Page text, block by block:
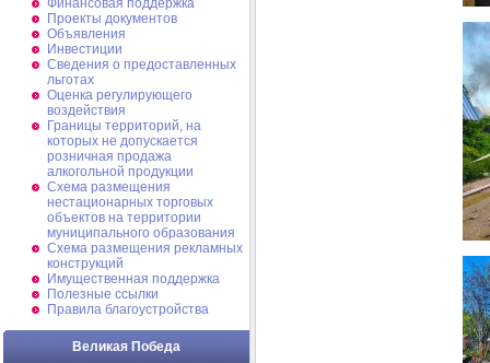
Финансовая поддержка
Проекты документов
Объявления
Инвестиции
Сведения о предоставленных
льготах
Оценка регулирующего
воздействия
Границы территорий, на
которых не допускается
розничная продажа
алкогольной продукции
Схема размещения
нестационарных торговых
объектов на территории
муниципального образования
Схема размещения рекламных
конструкций
Имущественная поддержка
Полезные ссылки
Правила благоустройства
Великая Победа